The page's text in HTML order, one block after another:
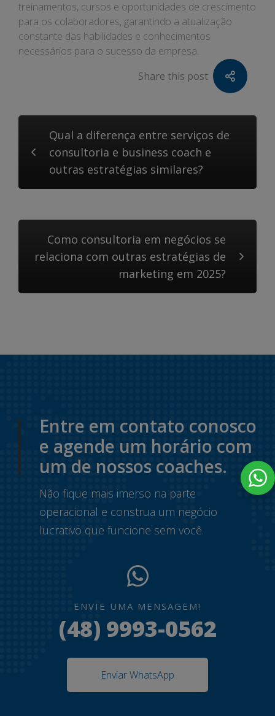
treinamentos, cursos e oportunidades de crescimento
para os colaboradores, garantindo a atualização
constante das habilidades e conhecimentos
necessários para o sucesso da empresa.
Share this post
Qual a diferença entre serviços de
consultoria e business coach e
outras estratégias similares?
Como consultoria em negócios se
relaciona com outras estratégias de
marketing em 2025?
Entre em contato conosco
e agende um horário com
um de nossos coaches.
Não fique mais imerso na parte
operacional e construa um negócio
lucrativo que funcione sem você.
ENVIE UMA MENSAGEM!
(48) 9993-0562
Enviar WhatsApp